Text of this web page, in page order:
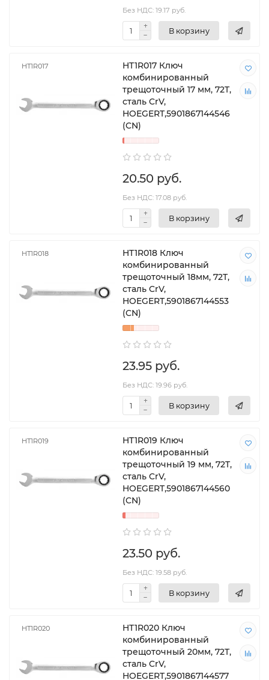
Без НДС: 19.17 руб.
В корзину
HT1R017
HT1R017 Ключ
комбинированный
трещоточный 17 мм, 72T,
сталь CrV,
HOEGERT,5901867144546
(CN)
20.50 руб.
Без НДС: 17.08 руб.
В корзину
HT1R018
HT1R018 Ключ
комбинированный
трещоточный 18мм, 72T,
сталь CrV,
HOEGERT,5901867144553
(CN)
23.95 руб.
Без НДС: 19.96 руб.
В корзину
HT1R019
HT1R019 Ключ
комбинированный
трещоточный 19 мм, 72T,
сталь CrV,
HOEGERT,5901867144560
(CN)
23.50 руб.
Без НДС: 19.58 руб.
В корзину
HT1R020
HT1R020 Ключ
комбинированный
трещоточный 20мм, 72T,
сталь CrV,
HOEGERT,5901867144577